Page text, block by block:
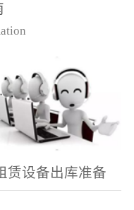
赁设备出库准备